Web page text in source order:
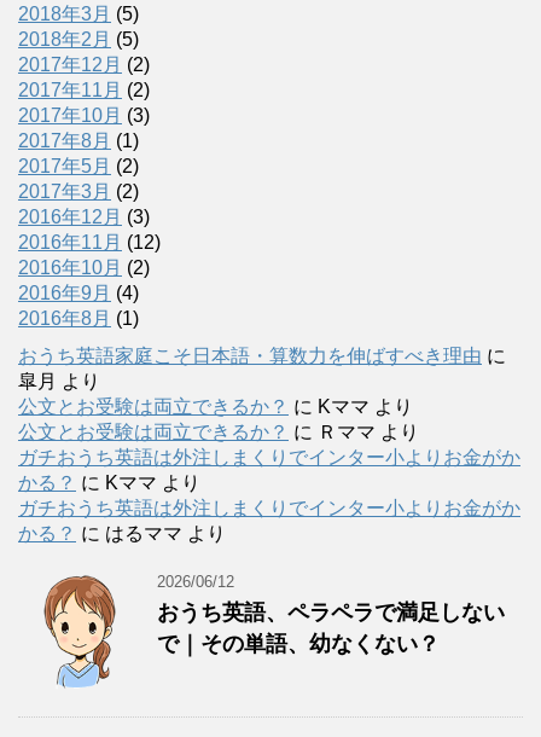
2018年3月 (5)
2018年2月 (5)
2017年12月 (2)
2017年11月 (2)
2017年10月 (3)
2017年8月 (1)
2017年5月 (2)
2017年3月 (2)
2016年12月 (3)
2016年11月 (12)
2016年10月 (2)
2016年9月 (4)
2016年8月 (1)
おうち英語家庭こそ日本語・算数力を伸ばすべき理由 に
皐月 より
公文とお受験は両立できるか？ に Kママ より
公文とお受験は両立できるか？ に Ｒママ より
ガチおうち英語は外注しまくりでインター小よりお金がか
かる？ に Kママ より
ガチおうち英語は外注しまくりでインター小よりお金がか
かる？ に はるママ より
2026/06/12
おうち英語、ペラペラで満足しない
で｜その単語、幼なくない？